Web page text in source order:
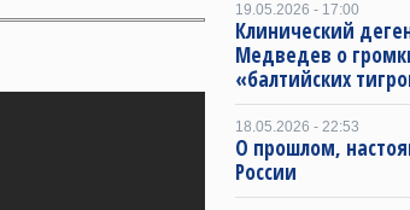
19.05.2026 - 17:00
Клинический
Медведев о
«балтийских
18.05.2026 - 22:53
О прошлом,
России